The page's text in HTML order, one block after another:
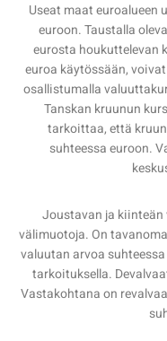
Useat maat euroalueen
euroon. Taustalla
eurosta houkuttelevan
euroa käytössään,
osallistumalla
Tanskan kruunun
tarkoittaa, että
suhteessa euroon.
Joustavan ja
välimuotoja. On
valuutan arvoa
tarkoituksella.
Vastakohtana on